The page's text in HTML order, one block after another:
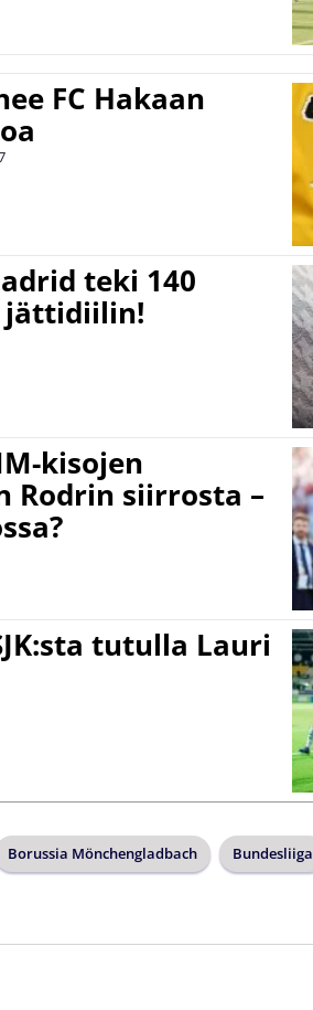
FC Hakaan
teki 140
jättidiilin!
kisojen
Rodrin siirrosta –
tutulla Lauri
Borussia Mönchengladbach Bundesliiga